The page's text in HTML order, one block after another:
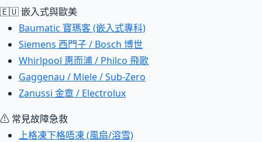
🇪🇺 嵌入式與歐美
Baumatic 寶瑪客 (嵌入式專科)
Siemens 西門子 / Bosch 博世
Whirlpool 惠而浦 / Philco 飛歌
Gaggenau / Miele / Sub-Zero
Zanussi 金章 / Electrolux
⚠ 常見故障急救
上格凍下格唔凍 (風扇/溶雪)